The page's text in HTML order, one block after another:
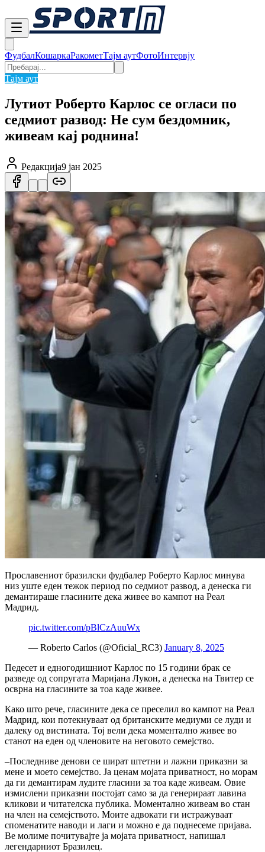
ФудбалКошаркаРакометТајм аутФотоИнтервју
Тајм аут
Лутиот Роберто Карлос се огласи по
седмиот развод: Не сум бездомник,
живеам кај роднина!
Редакција9 јан 2025
Прославениот бразилски фудбалер Роберто Карлос минува
низ уште еден тежок период по седмиот развод, а денеска ги
демантираше гласините дека живее во кампот на Реал
Мадрид.
pic.twitter.com/pBlCzAuuWx
— Roberto Carlos (@Oficial_RC3) January 8, 2025
Педесет и едногодишниот Карлос по 15 години брак се
разведе од сопругата Маријана Лукон, а денеска на Твитер се
осврна на гласините за тоа каде живее.
Како што рече, гласините дека се преселил во кампот на Реал
Мадрид, кои потекнуваат од британските медиуми се луди и
далеку од вистината. Тој вели дека моментално живее во
станот на еден од членовите на неговото семејство.
–Последниве денови се шират штетни и лажни приказни за
мене и моето семејство. Ја ценам мојата приватност, но морам
да ги демантирам лудите гласини за тоа каде живеам. Овие
измислени приказни постојат само за да генерираат лавина
кликови и читателска публика. Моментално живеам во стан
на член на семејството. Моите адвокати ги истражуваат
споменатите наводи и лаги и можно е да поднесеме пријава.
Ве молиме почитувајте ја мојата приватност, напишал
легендарниот Бразилец.